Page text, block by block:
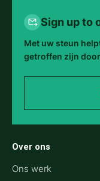
Sign up to
Met uw steun
getroffen zijn
Over ons
Ons werk